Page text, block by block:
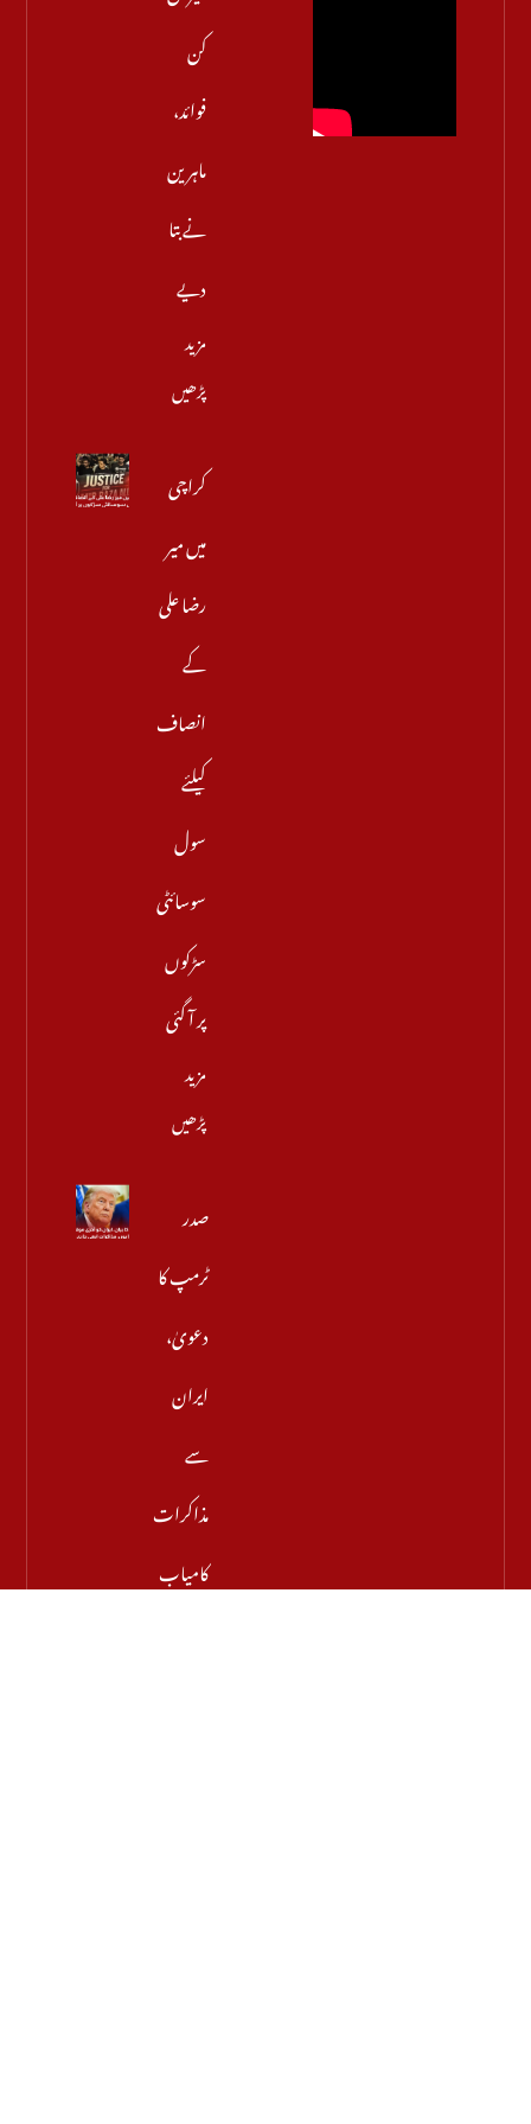
کن
فوائد،
ماہرین
نے بتا
دیے
مزید
پڑھیں
کراچی
میں میر
رضا علی
کے
انصاف
کیلئے
سول
سوسائٹی
سڑکوں
پر آ گئی
مزید
پڑھیں
صدر
ٹرمپ کا
دعویٰ،
ایران
سے
مذاکرات
کامیاب